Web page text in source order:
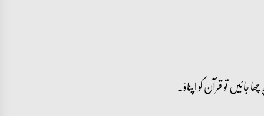
جائیں تو قرآن کو اپناؤ۔